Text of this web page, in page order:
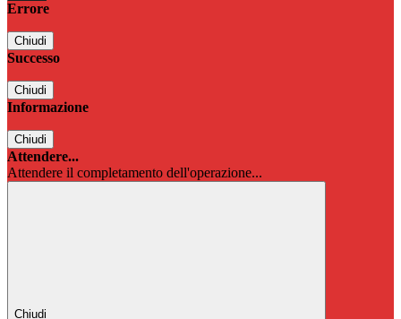
Errore
Chiudi
Successo
Chiudi
Informazione
Chiudi
Attendere...
Attendere il completamento dell'operazione...
Chiudi